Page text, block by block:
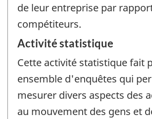
de leur entreprise par
compétiteurs.
Activité statistique
Cette activité statistique fait
ensemble d'enquêtes qui
mesurer divers aspects des
au mouvement des gens et